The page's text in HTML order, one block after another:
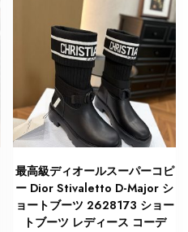
最高級ディオールスーパーコピ
ー Dior Stivaletto D-Major シ
ョートブーツ 2628173 ショー
トブーツ レディース コーデ